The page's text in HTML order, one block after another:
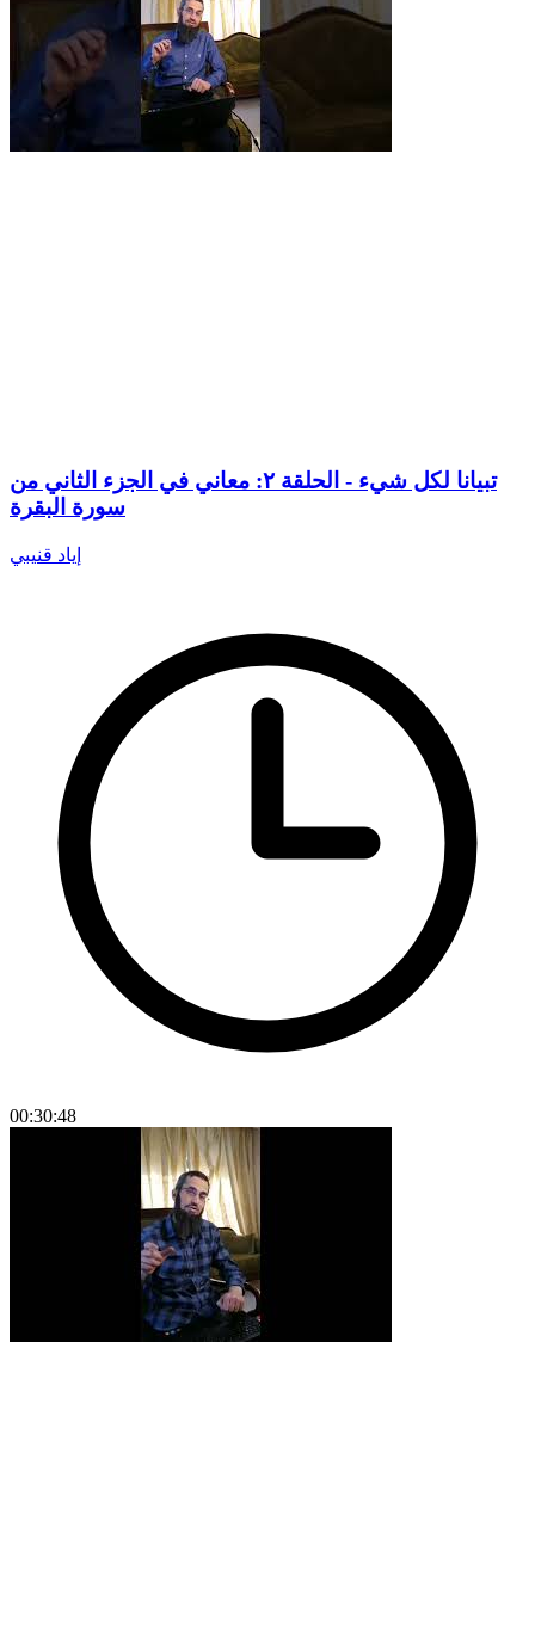
تبيانا لكل شيء - الحلقة ٢: معاني في الجزء الثاني من
سورة البقرة
إياد قنيبي
00:30:48